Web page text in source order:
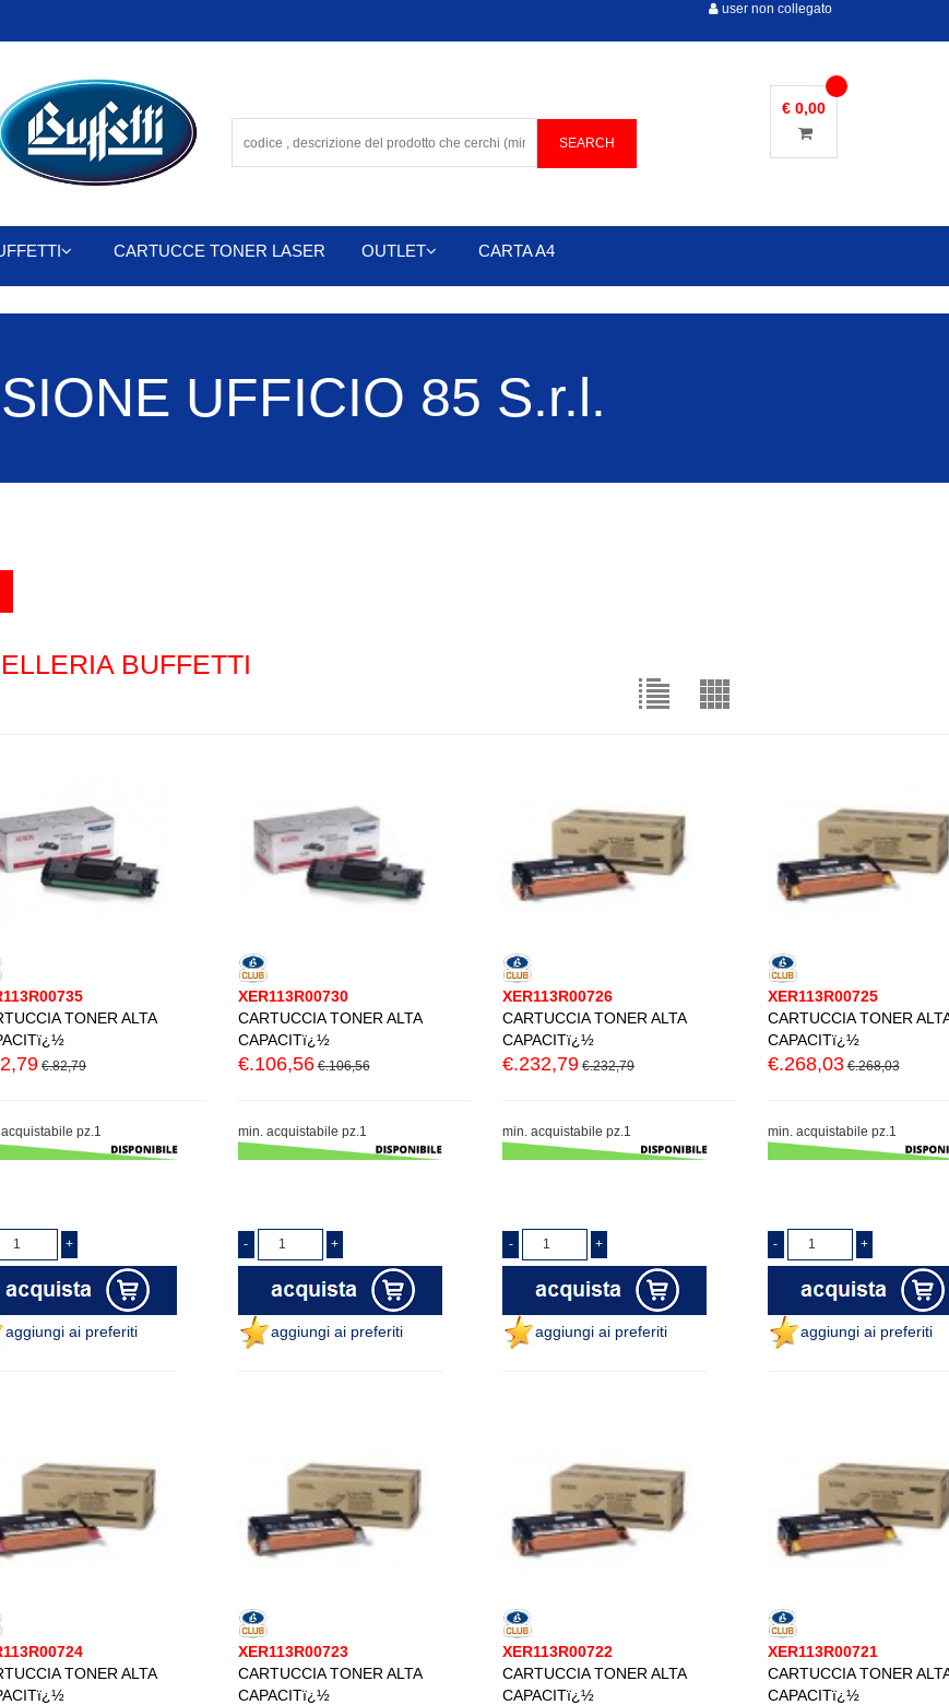
user non collegato
€ 0,00
CARTUCCE TONER LASER OUTLET CARTA A4
UFFICIO 85 S.r.l.
BUFFETTI
TONER ALTA
€.82,79
pz.1
aggiungi ai preferiti
XER113R00730
CARTUCCIA TONER ALTA
CAPACITï¿½
€.106,56 €.106,56
min. acquistabile pz.1
aggiungi ai preferiti
XER113R00726
CARTUCCIA TONER ALTA
CAPACITï¿½
€.232,79 €.232,79
min. acquistabile pz.1
aggiungi ai preferiti
XER113R00725
CARTUCCIA TONER
CAPACITï¿½
€.268,03 €.268,03
min. acquistabile pz.1
aggiungi ai preferiti
TONER ALTA
XER113R00723
CARTUCCIA TONER ALTA
CAPACITï¿½
XER113R00722
CARTUCCIA TONER ALTA
CAPACITï¿½
XER113R00721
CARTUCCIA TONER
CAPACITï¿½